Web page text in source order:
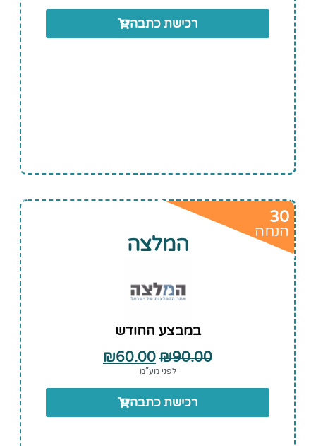
רכישת כתבה
30
הנחה
המלצה
במבצע החודש
₪90.00
₪60.00
לפני מע”מ
רכישת כתבה